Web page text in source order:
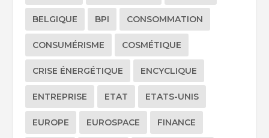
BELGIQUE BPI CONSOMMATION
CONSUMÉRISME COSMÉTIQUE
CRISE ÉNERGÉTIQUE ENCYCLIQUE
ENTREPRISE ETAT ETATS-UNIS
EUROPE EUROSPACE FINANCE